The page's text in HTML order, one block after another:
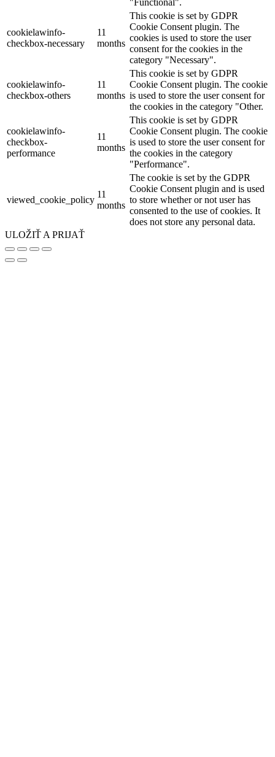
"Functional".
cookielawinfo-
checkbox-necessary
11
months
This cookie is set by GDPR
Cookie Consent plugin. The
cookies is used to store the user
consent for the cookies in the
category "Necessary".
cookielawinfo-
checkbox-others
11
months
This cookie is set by GDPR
Cookie Consent plugin. The cookie
is used to store the user consent for
the cookies in the category "Other.
cookielawinfo-
checkbox-
performance
11
months
This cookie is set by GDPR
Cookie Consent plugin. The cookie
is used to store the user consent for
the cookies in the category
"Performance".
viewed_cookie_policy
11
months
The cookie is set by the GDPR
Cookie Consent plugin and is used
to store whether or not user has
consented to the use of cookies. It
does not store any personal data.
ULOŽIŤ A PRIJAŤ